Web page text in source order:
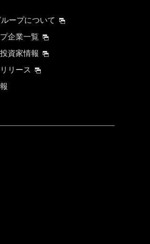
ープについて
企業一覧
資家情報
リース